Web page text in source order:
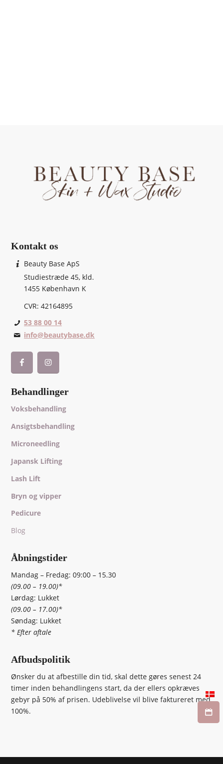
Kontakt os
Beauty Base ApS
Studiestræde 45, kld.
1455 København K
CVR: 42164895
53 88 00 14
info@beautybase.dk
Behandlinger
Voksbehandling
Ansigtsbehandling
Microneedling
Japansk Lifting
Lash Lift
Bryn og vipper
Pedicure
Blog
Åbningstider
Mandag – Fredag: 09:00 – 15.30
(09.00 – 19.00)*
Lørdag: Lukket
(09.00 – 17.00)*
Søndag: Lukket
* Efter aftale
Afbudspolitik
Ønsker du at afbestille din tid, skal dette gøres senest 24
timer inden behandlingens start, da der ellers opkræves
gebyr på 50% af prisen. Udeblivelse vil blive faktureret med
100%.